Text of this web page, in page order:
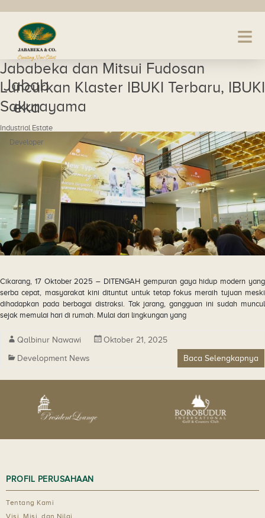
Jabab
eka
Industrial Estate
Developer
Jababeka dan Mitsui Fudosan
Luncurkan Klaster IBUKI Terbaru, IBUKI
Sakurayama
Cikarang, 17 Oktober 2025 – DITENGAH gempuran gaya hidup modern yang
serba cepat, masyarakat kini dituntut untuk tetap fokus meraih tujuan meski
dihadapkan pada berbagai distraksi. Tak jarang, gangguan ini sudah muncul
sejak memulai hari di rumah. Mulai dari lingkungan yang
Qalbinur Nawawi Oktober 21, 2025
Development News Baca Selengkapnya
PROFIL PERUSAHAAN
Tentang Kami